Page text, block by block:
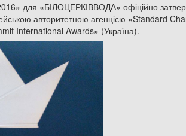
для «БІЛОЦЕРКІВВОДА» офіційно
авторитетною агенцією «Standard
International Awards» (Україна).